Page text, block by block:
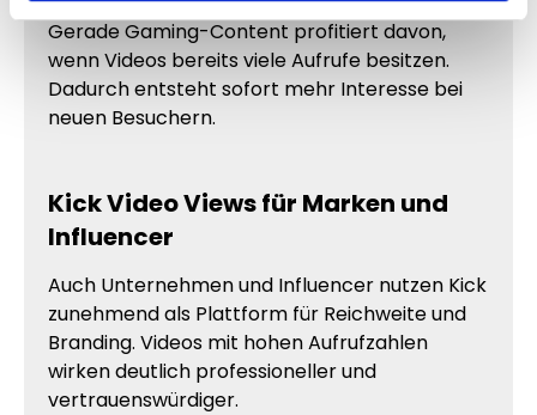
Gerade Gaming-Content profitiert davon,
wenn Videos bereits viele Aufrufe besitzen.
Dadurch entsteht sofort mehr Interesse bei
neuen Besuchern.
Kick Video Views für Marken und
Influencer
Auch Unternehmen und Influencer nutzen Kick
zunehmend als Plattform für Reichweite und
Branding. Videos mit hohen Aufrufzahlen
wirken deutlich professioneller und
vertrauenswürdiger.